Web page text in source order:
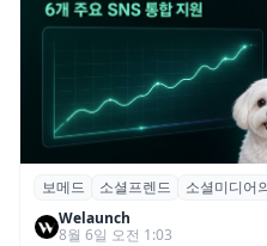
보메드 ‘소셜프렌드’,
SNS 마케팅 통합 지원
보메드 소셜프렌드
소셜미디어
Welaunch
8월 6일 오전 1:03